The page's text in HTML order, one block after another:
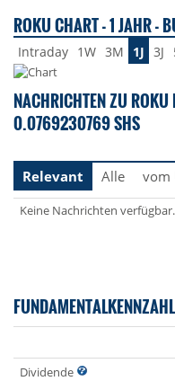
ROKU CHART - 1 JAHR -
Intraday 1W 3M 1J 3J
NACHRICHTEN ZU ROKU
0.0769230769 SHS
Relevant
Alle vom
Keine Nachrichten verfügbar.
Dividende